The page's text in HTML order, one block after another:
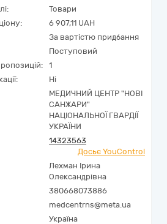
Товари
6 907,11 UAH
За вартістю придбання
Поступовий
1
Ні
МЕДИЧНИЙ ЦЕНТР "НОВІ
САНЖАРИ"
НАЦІОНАЛЬНОЇ ГВАРДІЇ
УКРАЇНИ
14323563
Досьє YouControl
Лехман Ірина
Олександрівна
380668073886
medcentrns@meta.ua
Україна